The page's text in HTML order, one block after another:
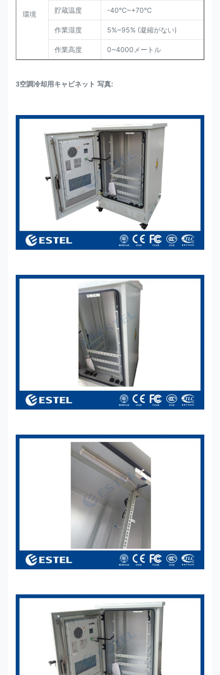
環境 貯蔵温度 -40°C~+70°C
作業湿度 5%~95% (凝縮がない)
作業高度 0~4000メートル
3空調冷却用キャビネット 写真: